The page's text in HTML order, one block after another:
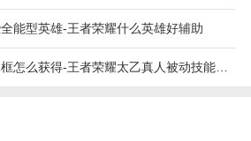
能型英雄-王者荣耀什么英雄好辅助
王者闪闪的头像框怎么获得-王者荣耀太乙真人被动技能黄金闪闪怎么触发